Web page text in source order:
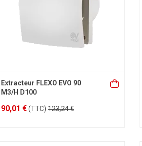
Extracteur FLEXO EVO 90
M3/H D100
90,01 €(TTC) 123,24 €